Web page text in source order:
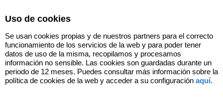
Uso de cookies
Se usan cookies propias y de nuestros partners para el correcto
funcionamiento de los servicios de la web y para poder tener
datos de uso de la misma, recopilamos y procesamos
información no sensible. Las cookies son guardadas durante un
periodo de 12 meses. Puedes consultar más información sobre la
política de cookies de la web y acceder a su configuración aquí.